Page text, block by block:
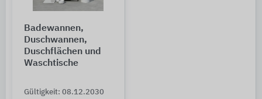
Badewannen,
Duschwannen,
Duschflächen und
Waschtische
Gültigkeit: 08.12.2030